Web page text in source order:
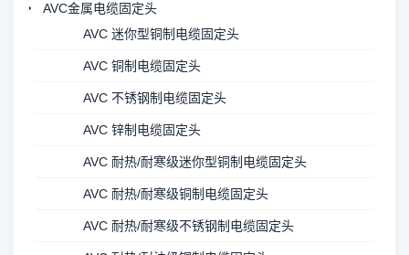
AVC金属电缆固定头
AVC 迷你型铜制电缆固定头
AVC 铜制电缆固定头
AVC 不锈钢制电缆固定头
AVC 锌制电缆固定头
AVC 耐热/耐寒级迷你型铜制电缆固定头
AVC 耐热/耐寒级铜制电缆固定头
AVC 耐热/耐寒级不锈钢制电缆固定头